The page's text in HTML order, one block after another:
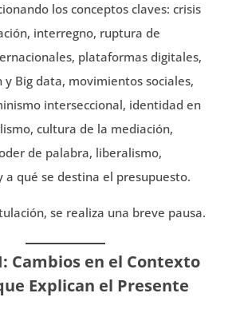
los conceptos claves: crisis
interregno, ruptura de
plataformas digitales,
Big data, movimientos sociales,
interseccional, identidad en
cultura de la mediación,
de palabra, liberalismo,
a qué se destina el presupuesto.
se realiza una breve pausa.
Cambios en el Contexto
Explican el Presente